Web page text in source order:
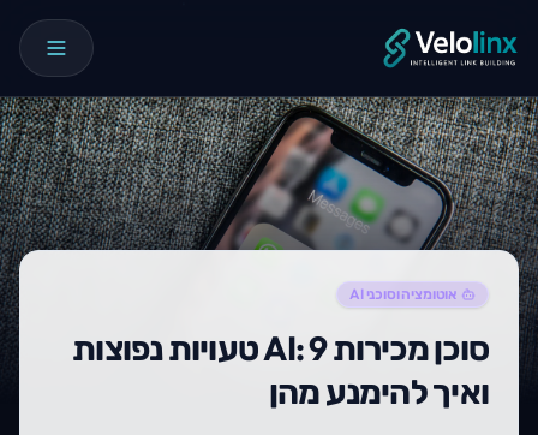
אוטומציה וסוכני AI
סוכן מכירות AI: 9 טעויות נפוצות
ואיך להימנע מהן